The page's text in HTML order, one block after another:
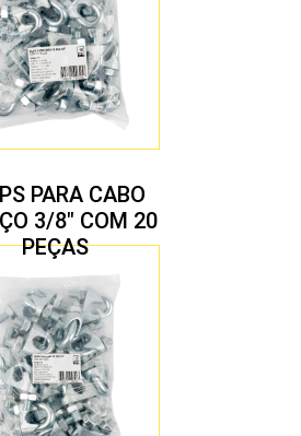
PARA CABO
3/8″ COM 20
PEÇAS